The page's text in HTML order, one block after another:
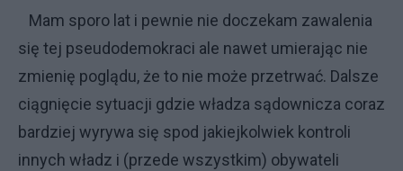
Mam sporo lat i pewnie nie doczekam zawalenia
się tej pseudodemokraci ale nawet umierając nie
zmienię poglądu, że to nie może przetrwać. Dalsze
ciągnięcie sytuacji gdzie władza sądownicza coraz
bardziej wyrywa się spod jakiejkolwiek kontroli
innych władz i (przede wszystkim) obywateli